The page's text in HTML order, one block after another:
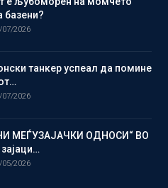
07/2026
танкер успеал да помине
07/2026
МЕЃУЗАЈАЧКИ ОДНОСИ“ ВО
05/2026